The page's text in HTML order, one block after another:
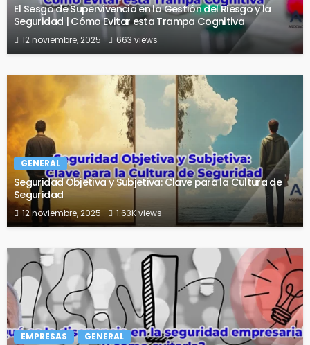
El Sesgo de Supervivencia en la Gestión del Riesgo y la
Seguridad | Cómo Evitar esta Trampa Cognitiva
12 noviembre, 2025 663 views
GENERAL
Seguridad Objetiva y Subjetiva: Clave para la Cultura de
Seguridad
12 noviembre, 2025 1.63K views
EMPRESAS GENERAL